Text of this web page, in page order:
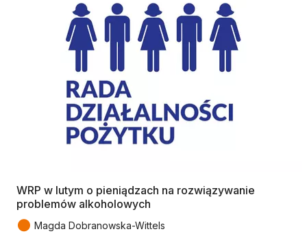
WRP w lutym o pieniądzach na rozwiązywanie
problemów alkoholowych
● Magda Dobranowska-Wittels